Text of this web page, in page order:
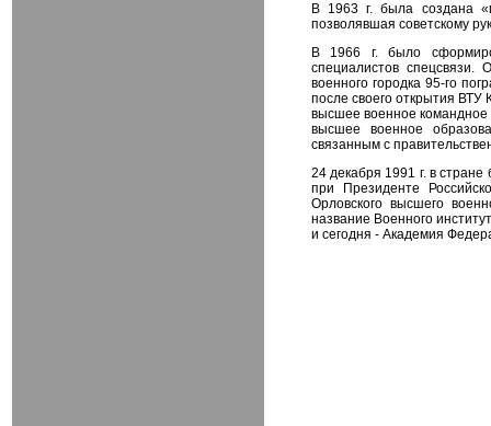
В 1963 г. была создана
позволявшая советскому
В 1966 г. было
специалистов спецсвязи.
военного городка 95-го
после своего открытия
высшее военное
высшее военное
связанным с
24 декабря 1991 г. в
при Президенте
Орловского высшего
название Военного
и сегодня - Академия